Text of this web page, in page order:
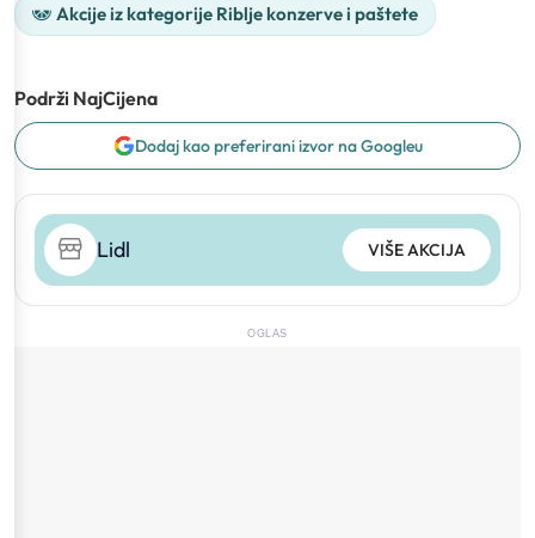
Akcije iz kategorije Riblje konzerve i paštete
Podrži NajCijena
Dodaj kao preferirani izvor na Googleu
Lidl VIŠE AKCIJA
OGLAS